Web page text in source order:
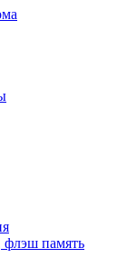
флэш память